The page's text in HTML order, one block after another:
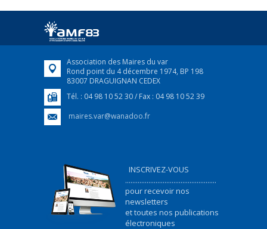
Association des Maires du var
Rond point du 4 décembre 1974, BP 198
83007 DRAGUIGNAN CEDEX
Tél. : 04 98 10 52 30 / Fax : 04 98 10 52 39
maires.var@wanadoo.fr
INSCRIVEZ-VOUS
...................................................
pour recevoir nos
newsletters
et toutes nos publications
électroniques